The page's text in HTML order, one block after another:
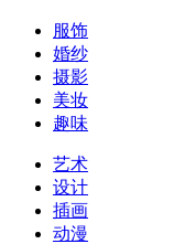
服饰
婚纱
摄影
美妆
趣味
艺术
设计
插画
动漫